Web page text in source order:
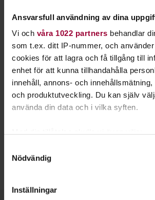
Ansvarsfull användning av dina
Vi och våra 1022 partners behandlar
som t.ex. ditt IP-nummer, och
cookies för att lagra och få tillgång till
enhet för att kunna tillhandahålla
innehåll, annons- och
och produktutveckling. Du kan själv
använda din data och i vilka syften.
som kan ha en noggrannhet på
Ta reda på mer om hur dina personliga
Nödvändig
Inställningar
Många associerar kanske balett med
balettdansörer i tåspetsskor på stora
är att vem som helst kan lära sig dansen.
du både styrka, koordination och känsla.
Lär dig den tidlösa dansstilen klassisk
rörelser, positioner, stångskola och
När du dansat ett tag gör vi koreografier
Klassisk balett är grunden för praktiskt